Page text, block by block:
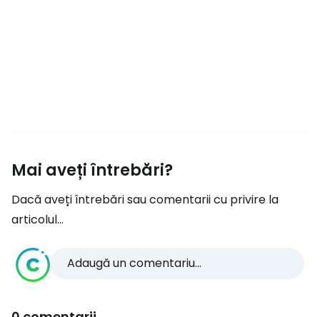
Mai aveți întrebări?
Dacă aveți întrebări sau comentarii cu privire la
articolul...
Adaugă un comentariu...